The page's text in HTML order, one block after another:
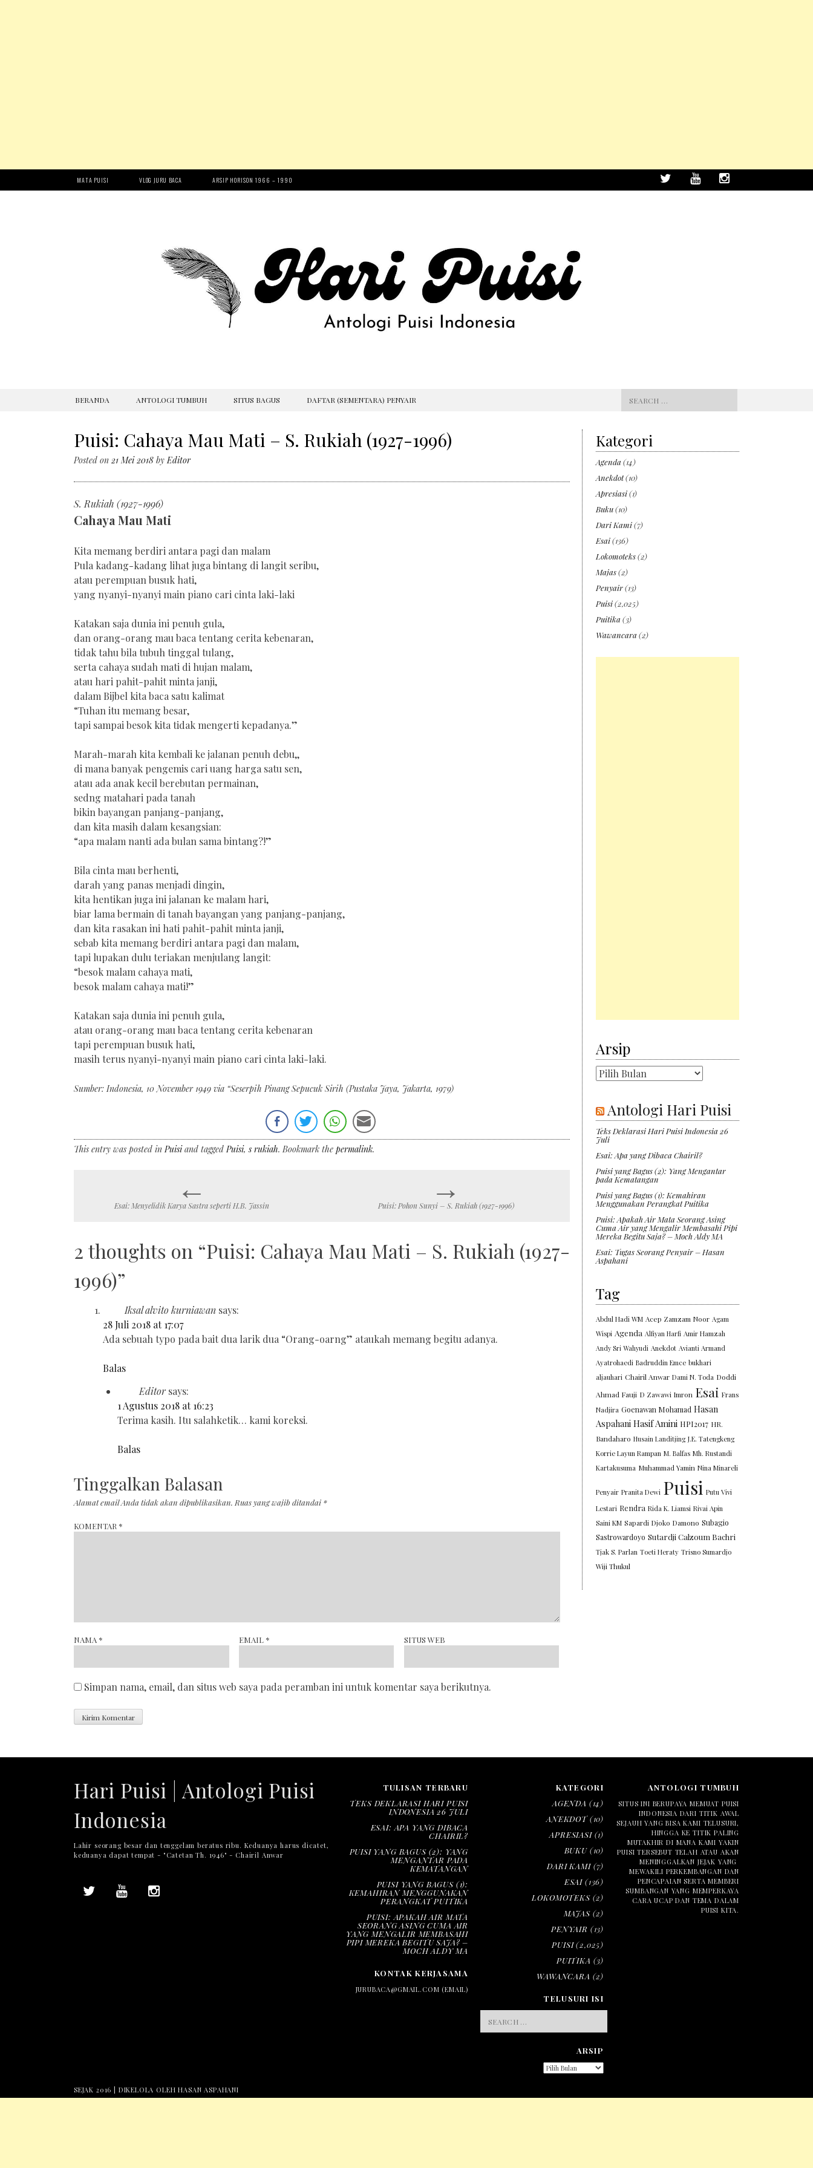
MATA PUISI VLOG JURU BACA ARSIP HORISON 1966 – 1990
SKIP
BERANDA ANTOLOGI TUMBUH SITUS BAGUS DAFTAR (SEMENTARA) PENYAIR
Search
for:
Puisi: Cahaya Mau Mati – S. Rukiah (1927-1996)
Posted on 21 Mei 2018 byEditor
S. Rukiah (1927-1996)
Cahaya Mau Mati
Kita memang berdiri antara pagi dan malam
Pula kadang-kadang lihat juga bintang di langit seribu,
atau perempuan busuk hati,
yang nyanyi-nyanyi main piano cari cinta laki-laki
Katakan saja dunia ini penuh gula,
dan orang-orang mau baca tentang cerita kebenaran,
tidak tahu bila tubuh tinggal tulang,
serta cahaya sudah mati di hujan malam,
atau hari pahit-pahit minta janji,
dalam Bijbel kita baca satu kalimat
“Tuhan itu memang besar,
tapi sampai besok kita tidak mengerti kepadanya.”
Marah-marah kita kembali ke jalanan penuh debu,,
di mana banyak pengemis cari uang harga satu sen,
atau ada anak kecil berebutan permainan,
sedng matahari pada tanah
bikin bayangan panjang-panjang,
dan kita masih dalam kesangsian:
“apa malam nanti ada bulan sama bintang?!”
Bila cinta mau berhenti,
darah yang panas menjadi dingin,
kita hentikan juga ini jalanan ke malam hari,
biar lama bermain di tanah bayangan yang panjang-panjang,
dan kita rasakan ini hati pahit-pahit minta janji,
sebab kita memang berdiri antara pagi dan malam,
tapi lupakan dulu teriakan menjulang langit:
“besok malam cahaya mati,
besok malam cahaya mati!”
Katakan saja dunia ini penuh gula,
atau orang-orang mau baca tentang cerita kebenaran
tapi perempuan busuk hati,
masih terus nyanyi-nyanyi main piano cari cinta laki-laki.
Sumber: Indonesia, 10 November 1949 via “Seserpih Pinang Sepucuk Sirih (Pustaka Jaya, Jakarta, 1979)
This entry was posted inPuisiand taggedPuisi,s rukiah. Bookmark the permalink.
navigation
←
Esai: Menyelidik Karya Sastra seperti H.B. Jassin →
Puisi: Pohon Sunyi – S. Rukiah (1927-1996)
2 thoughts on “Puisi: Cahaya Mau Mati – S. Rukiah (1927-
1996)”
Iksal alvito kurniawan says:
28 Juli 2018 at 17:07
Ada sebuah typo pada bait dua larik dua “Orang-oarng” ataukah memang begitu adanya.
Balas
Editor says:
1 Agustus 2018 at 16:23
Terima kasih. Itu salahketik… kami koreksi.
Balas
Tinggalkan Balasan
Alamat email Anda tidak akan dipublikasikan. Ruas yang wajib ditandai *
KOMENTAR *
NAMA * EMAIL * SITUS WEB
Simpan nama, email, dan situs web saya pada peramban ini untuk komentar saya berikutnya.
Kategori
Agenda (14)
Anekdot(10)
Apresiasi(1)
Buku(10)
Dari Kami(7)
Esai(136)
Lokomoteks(2)
Majas(2)
Penyair(13)
Puisi(2,025)
Puitika (3)
Wawancara (2)
Arsip
Arsip
Antologi Hari Puisi
Teks Deklarasi Hari Puisi Indonesia 26
Juli
Esai: Apa yang Dibaca Chairil?
Puisi yang Bagus (2): Yang Mengantar
pada Kematangan
Puisi yang Bagus (1): Kemahiran
Menggunakan Perangkat Puitika
Puisi: Apakah Air Mata Seorang Asing
Cuma Air yang Mengalir Membasahi Pipi
Mereka Begitu Saja? – Moch Aldy MA
Esai: Tugas Seorang Penyair – Hasan
Aspahani
Tag
Abdul Hadi WM Acep Zamzam Noor Agam
Wispi Agenda Alfiyan Harfi Amir Hamzah
Andy Sri Wahyudi Anekdot Avianti Armand
Ayatrohaedi Badruddin Emce bukhari
aljauhari Chairil Anwar Dami N. Toda Doddi
Ahmad Fauji D Zawawi Imron Esai Frans
Nadjira Goenawan Mohamad Hasan
Aspahani Hasif Amini HPI2017 HR.
Bandaharo Husain Landitjing J.E. Tatengkeng
Korrie Layun Rampan M. Balfas Mh. Rustandi
Kartakusuma Muhammad Yamin Nina Minareli
Penyair Pranita Dewi Puisi Putu Vivi
Lestari Rendra Rida K. Liamsi Rivai Apin
Saini KM Sapardi Djoko Damono Subagio
Sastrowardoyo Sutardji Calzoum Bachri
Tjak S. Parlan Toeti Heraty Trisno Sumardjo
Wiji Thukul
Hari Puisi | Antologi Puisi
Indonesia
Lahir seorang besar dan tenggelam beratus ribu. Keduanya harus dicatet,
keduanya dapat tempat - "Catetan Th. 1946" - Chairil Anwar
TULISAN TERBARU
TEKS DEKLARASI HARI PUISI
INDONESIA 26 JULI
ESAI: APA YANG DIBACA
CHAIRIL?
PUISI YANG BAGUS (2): YANG
MENGANTAR PADA
KEMATANGAN
PUISI YANG BAGUS (1):
KEMAHIRAN MENGGUNAKAN
PERANGKAT PUITIKA
PUISI: APAKAH AIR MATA
SEORANG ASING CUMA AIR
YANG MENGALIR MEMBASAHI
PIPI MEREKA BEGITU SAJA? –
MOCH ALDY MA
KONTAK KERJASAMA
JURUBACA@GMAIL.COM (EMAIL)
KATEGORI
AGENDA (14)
ANEKDOT(10)
APRESIASI(1)
BUKU(10)
DARI KAMI(7)
ESAI (136)
LOKOMOTEKS(2)
MAJAS(2)
PENYAIR (13)
PUISI(2,025)
PUITIKA (3)
WAWANCARA (2)
TELUSURI ISI
FOR:
ARSIP
ARSIP
ANTOLOGI TUMBUH
SITUS INI BERUPAYA MEMUAT PUISI
INDONESIA DARI TITIK AWAL
SEJAUH YANG BISA KAMI TELUSURI,
HINGGA KE TITIK PALING
MUTAKHIR DI MANA KAMI YAKIN
PUISI TERSEBUT TELAH ATAU AKAN
MENINGGALKAN JEJAK YANG
MEWAKILI PERKEMBANGAN DAN
PENCAPAIAN SERTA MEMBERI
SUMBANGAN YANG MEMPERKAYA
CARA UCAP DAN TEMA DALAM
PUISI KITA.
SEJAK 2016 | DIKELOLA OLEH HASAN ASPAHANI